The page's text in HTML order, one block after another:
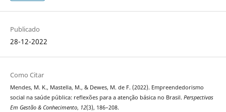
Publicado
28-12-2022
Como Citar
Mendes, M. K., Mastella, M., & Dewes, M. de F. (2022). Empreendedorismo
social na saúde pública: reflexões para a atenção básica no Brasil. Perspectivas
Em Gestão & Conhecimento, 12(3), 186–208.